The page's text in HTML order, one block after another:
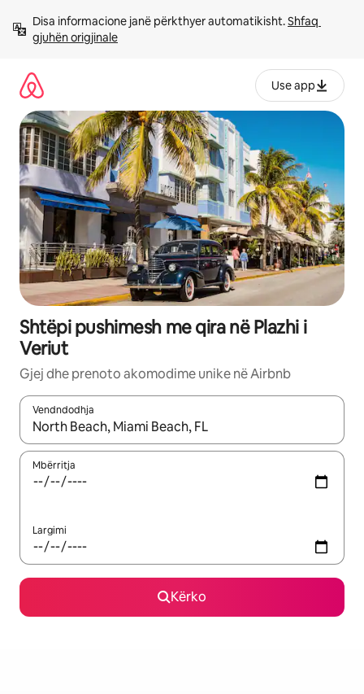
përmbajtja
Disa informacione janë përkthyer automatikisht. Shfaq
gjuhën origjinale
Use app
Shtëpi pushimesh me qira në Plazhi i
Veriut
Gjej dhe prenoto akomodime unike në Airbnb
Vendndodhja
Kur rezultatet të jenë të disponueshme, lëviz me butonat e
Mbërritja
Largimi
Kërko